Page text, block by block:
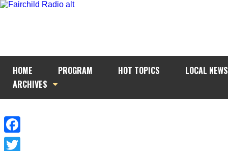
HOME PROGRAM HOT TOPICS
LOCAL NEWS
ARCHIVES
Facebook